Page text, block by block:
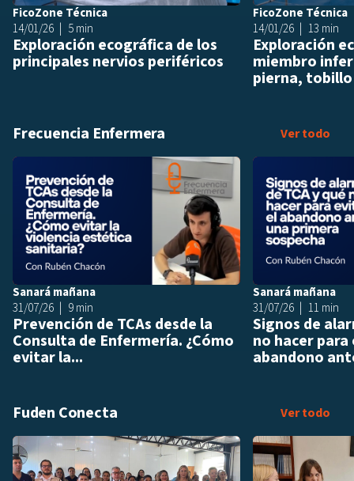
FicoZone Técnica
14/01/26
5 min
Exploración ecográfica de los
principales nervios periféricos
FicoZone Técnica
14/01/26
13 min
Exploración
miembro
pierna,
Frecuencia Enfermera Ver todo
Añadir a
Sanará mañana
31/07/26
9 min
Prevención de TCAs desde la
Consulta de Enfermería. ¿Cómo
evitar la...
Sanará mañana
31/07/26
11 min
Signos de
no hacer
abandono
Fuden Conecta Ver todo
Añadir a